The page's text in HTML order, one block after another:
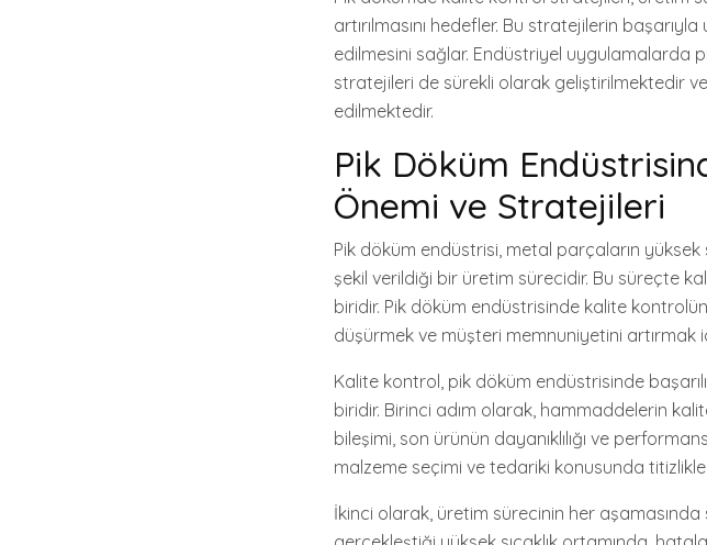
artırılmasını hedefler. Bu stratejilerin
edilmesini sağlar. Endüstriyel uygulamalarda
stratejileri de sürekli olarak geliştirilmektedir
edilmektedir.
Pik Döküm
Önemi ve Stratejileri
Pik döküm endüstrisi, metal parçaların yüksek
şekil verildiği bir üretim sürecidir. Bu süreçte
biridir. Pik döküm endüstrisinde kalite
düşürmek ve müşteri memnuniyetini artırmak
Kalite kontrol, pik döküm endüstrisinde
biridir. Birinci adım olarak, hammaddelerin
bileşimi, son ürünün dayanıklılığı ve
malzeme seçimi ve tedariki konusunda titizlikle
İkinci olarak, üretim sürecinin her aşamasında